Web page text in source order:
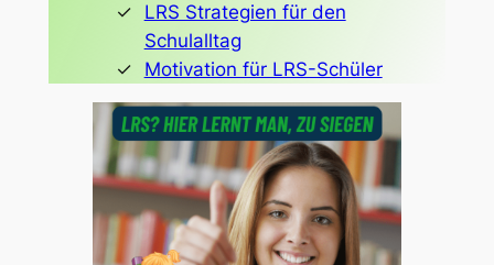
LRS Strategien für den
Schulalltag
Motivation für LRS-Schüler